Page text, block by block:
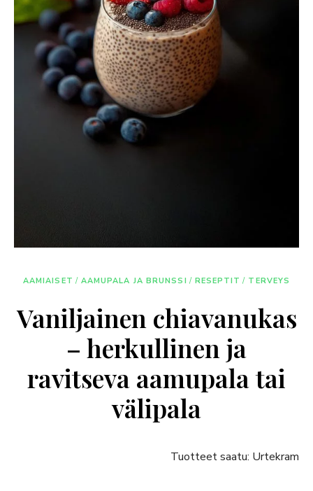
AAMIAISET / AAMUPALA JA BRUNSSI / RESEPTIT / TERVEYS
Vaniljainen chiavanukas
– herkullinen ja
ravitseva aamupala tai
välipala
Tuotteet saatu: Urtekram